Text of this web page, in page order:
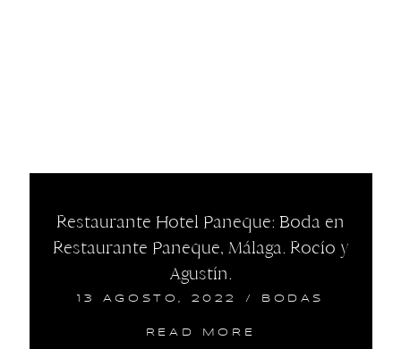
Restaurante Hotel Paneque: Boda en
Restaurante Paneque, Málaga. Rocío y
Agustín.
13 AGOSTO, 2022 / BODAS
READ MORE